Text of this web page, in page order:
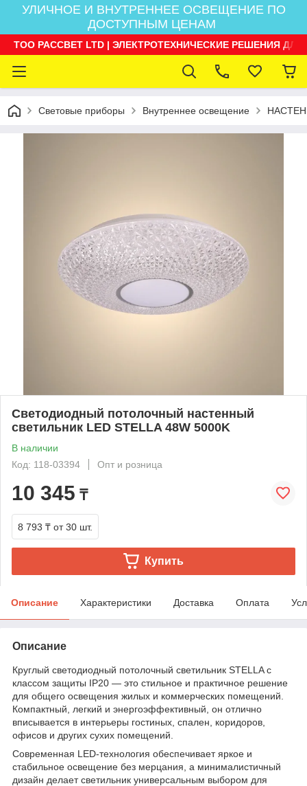
УЛИЧНОЕ И ВНУТРЕННЕЕ ОСВЕЩЕНИЕ ПО
ДОСТУПНЫМ ЦЕНАМ
ТОО РАССВЕТ LTD | ЭЛЕКТРОТЕХНИЧЕСКИЕ РЕШЕНИЯ
Световые приборы Внутреннее освещение
Светодиодный потолочный настенный
светильник LED STELLA 48W 5000K
В наличии
Код: 118-03394
Опт и розница
10 345 ₸
8 793 ₸ от 30 шт.
Купить
Описание Характеристики Доставка Оплата
Описание
Круглый светодиодный потолочный светильник STELLA с
классом защиты IP20 — это стильное и практичное решение
для общего освещения жилых и коммерческих помещений.
Компактный, легкий и энергоэффективный, он отлично
вписывается в интерьеры гостиных, спален, коридоров,
офисов и других сухих помещений.
Современная LED-технология обеспечивает яркое и
стабильное освещение без мерцания, а минималистичный
дизайн делает светильник универсальным выбором для